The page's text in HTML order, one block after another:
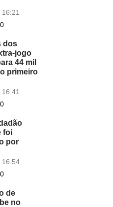
0
dos
jogo
44 mil
primeiro
0
foi
por
16:54
0
de
no